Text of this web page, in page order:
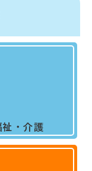
祉・介護